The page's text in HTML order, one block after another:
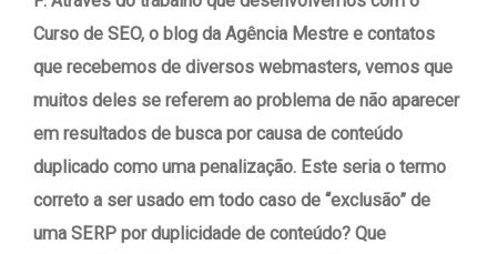
Curso de SEO, o blog da Agência Mestre e contatos
que recebemos de diversos webmasters, vemos que
muitos deles se referem ao problema de não aparecer
em resultados de busca por causa de conteúdo
duplicado como uma penalização. Este seria o termo
correto a ser usado em todo caso de “exclusão” de
uma SERP por duplicidade de conteúdo? Que